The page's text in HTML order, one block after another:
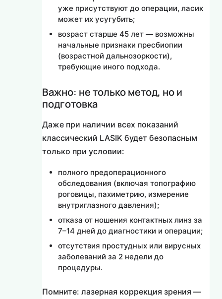
уже присутствуют до операции, ласик
может их усугубить;
возраст старше 45 лет — возможны
начальные признаки пресбиопии
(возрастной дальнозоркости),
требующие иного подхода.
Важно: не только метод, но и
подготовка
Даже при наличии всех показаний
классический LASIK будет безопасным
только при условии:
полного предоперационного
обследования (включая топографию
роговицы, пахиметрию, измерение
внутриглазного давления);
отказа от ношения контактных линз за
7–14 дней до диагностики и операции;
отсутствия простудных или вирусных
заболеваний за 2 недели до
процедуры.
Помните: лазерная коррекция зрения —